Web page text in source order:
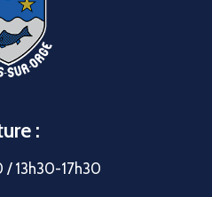
:
/ 13h30-17h30